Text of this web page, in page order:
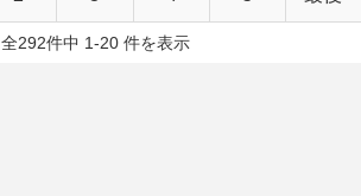
全292件中 1-20 件を表示